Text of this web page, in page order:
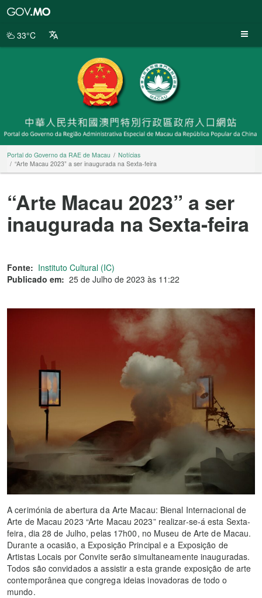
da
33°C
Portal do Governo da RAE de Macau
Notícias
“Arte Macau 2023” a ser inaugurada na Sexta-feira
“Arte Macau 2023” a ser
inaugurada na Sexta-feira
Fonte: Instituto Cultural (IC)
Publicado em: 25 de Julho de 2023 às 11:22
A cerimónia de abertura da Arte Macau: Bienal Internacional de
Arte de Macau 2023 “Arte Macau 2023” realizar-se-á esta Sexta-
feira, dia 28 de Julho, pelas 17h00, no Museu de Arte de Macau.
Durante a ocasião, a Exposição Principal e a Exposição de
Artistas Locais por Convite serão simultaneamente inauguradas.
Todos são convidados a assistir a esta grande exposição de arte
contemporânea que congrega ideias inovadoras de todo o
mundo.